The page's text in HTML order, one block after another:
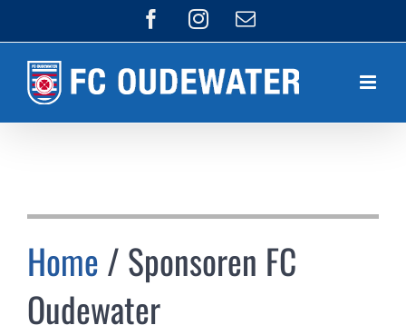
naar
inhoud
FacebookInstagram
E-
mail
Home/ Sponsoren FC
Oudewater